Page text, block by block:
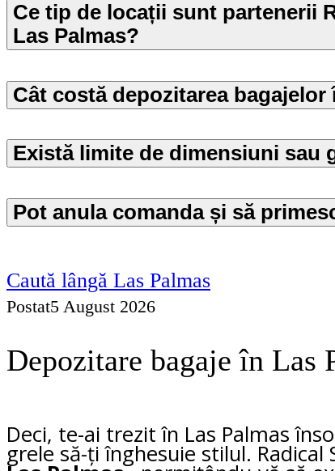
Ce tip de locații sunt partenerii
Las Palmas?
Cât costă depozitarea bagajelor
Există limite de dimensiuni sau
Pot anula comanda și să
Caută lângă Las Palmas
Postat5 August 2026
Depozitare bagaje în Las
Deci, te-ai trezit în Las Palmas
grele să-ți înghesuie stilul.